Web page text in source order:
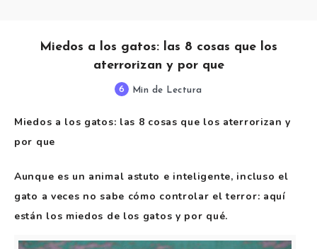
Miedos a los gatos: las 8 cosas que los
aterrorizan y por que
6 Min de Lectura
Miedos a los gatos: las 8 cosas que los aterrorizan y
por que
Aunque es un animal astuto e inteligente, incluso el
gato a veces no sabe cómo controlar el terror: aquí
están los miedos de los gatos y por qué.